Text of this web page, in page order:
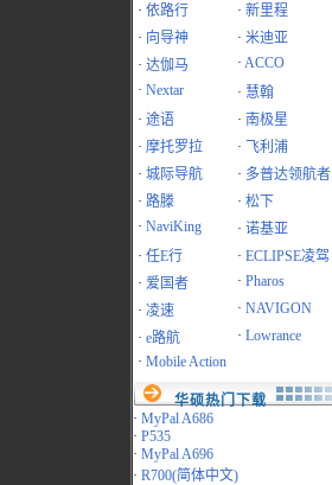
· 依路行 · 新里程
· 向导神 · 米迪亚
· 达伽马 · ACCO
· Nextar · 慧翰
· 途语 · 南极星
· 摩托罗拉 ·
飞利浦
· 城际导航 · 多普达领航者
· 路滕 · 松下
· NaviKing · 诺基亚
· 任E行 · ECLIPSE凌驾
· 爱国者 · Pharos
· 凌速 · NAVIGON
· e路航 · Lowrance
· Mobile Action
华硕热门下载
· MyPal A686
· P535
· MyPal A696
· R700(简体中文)